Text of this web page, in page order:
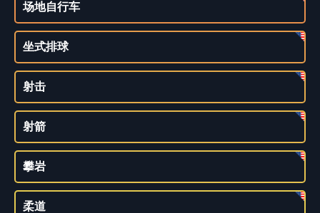
场地自行车
坐式排球
射击
射箭
攀岩
柔道